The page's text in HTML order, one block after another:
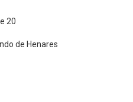
20
de Henares